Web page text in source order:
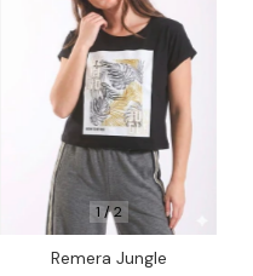
1/2
Remera Jungle